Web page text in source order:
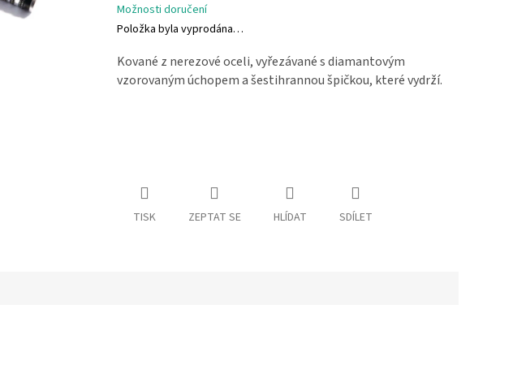
Možnosti doručení
Položka byla vyprodána…
Kované z nerezové oceli, vyřezávané s diamantovým
vzorovaným úchopem a šestihrannou špičkou, které vydrží.
TISK ZEPTAT SE HLÍDAT SDÍLET